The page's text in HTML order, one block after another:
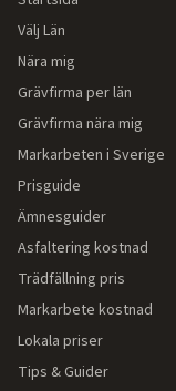
Välj Län
Nära mig
Grävfirma per län
Grävfirma nära mig
Markarbeten i Sverige
Prisguide
Ämnesguider
Asfaltering kostnad
Trädfällning pris
Markarbete kostnad
Lokala priser
Tips & Guider